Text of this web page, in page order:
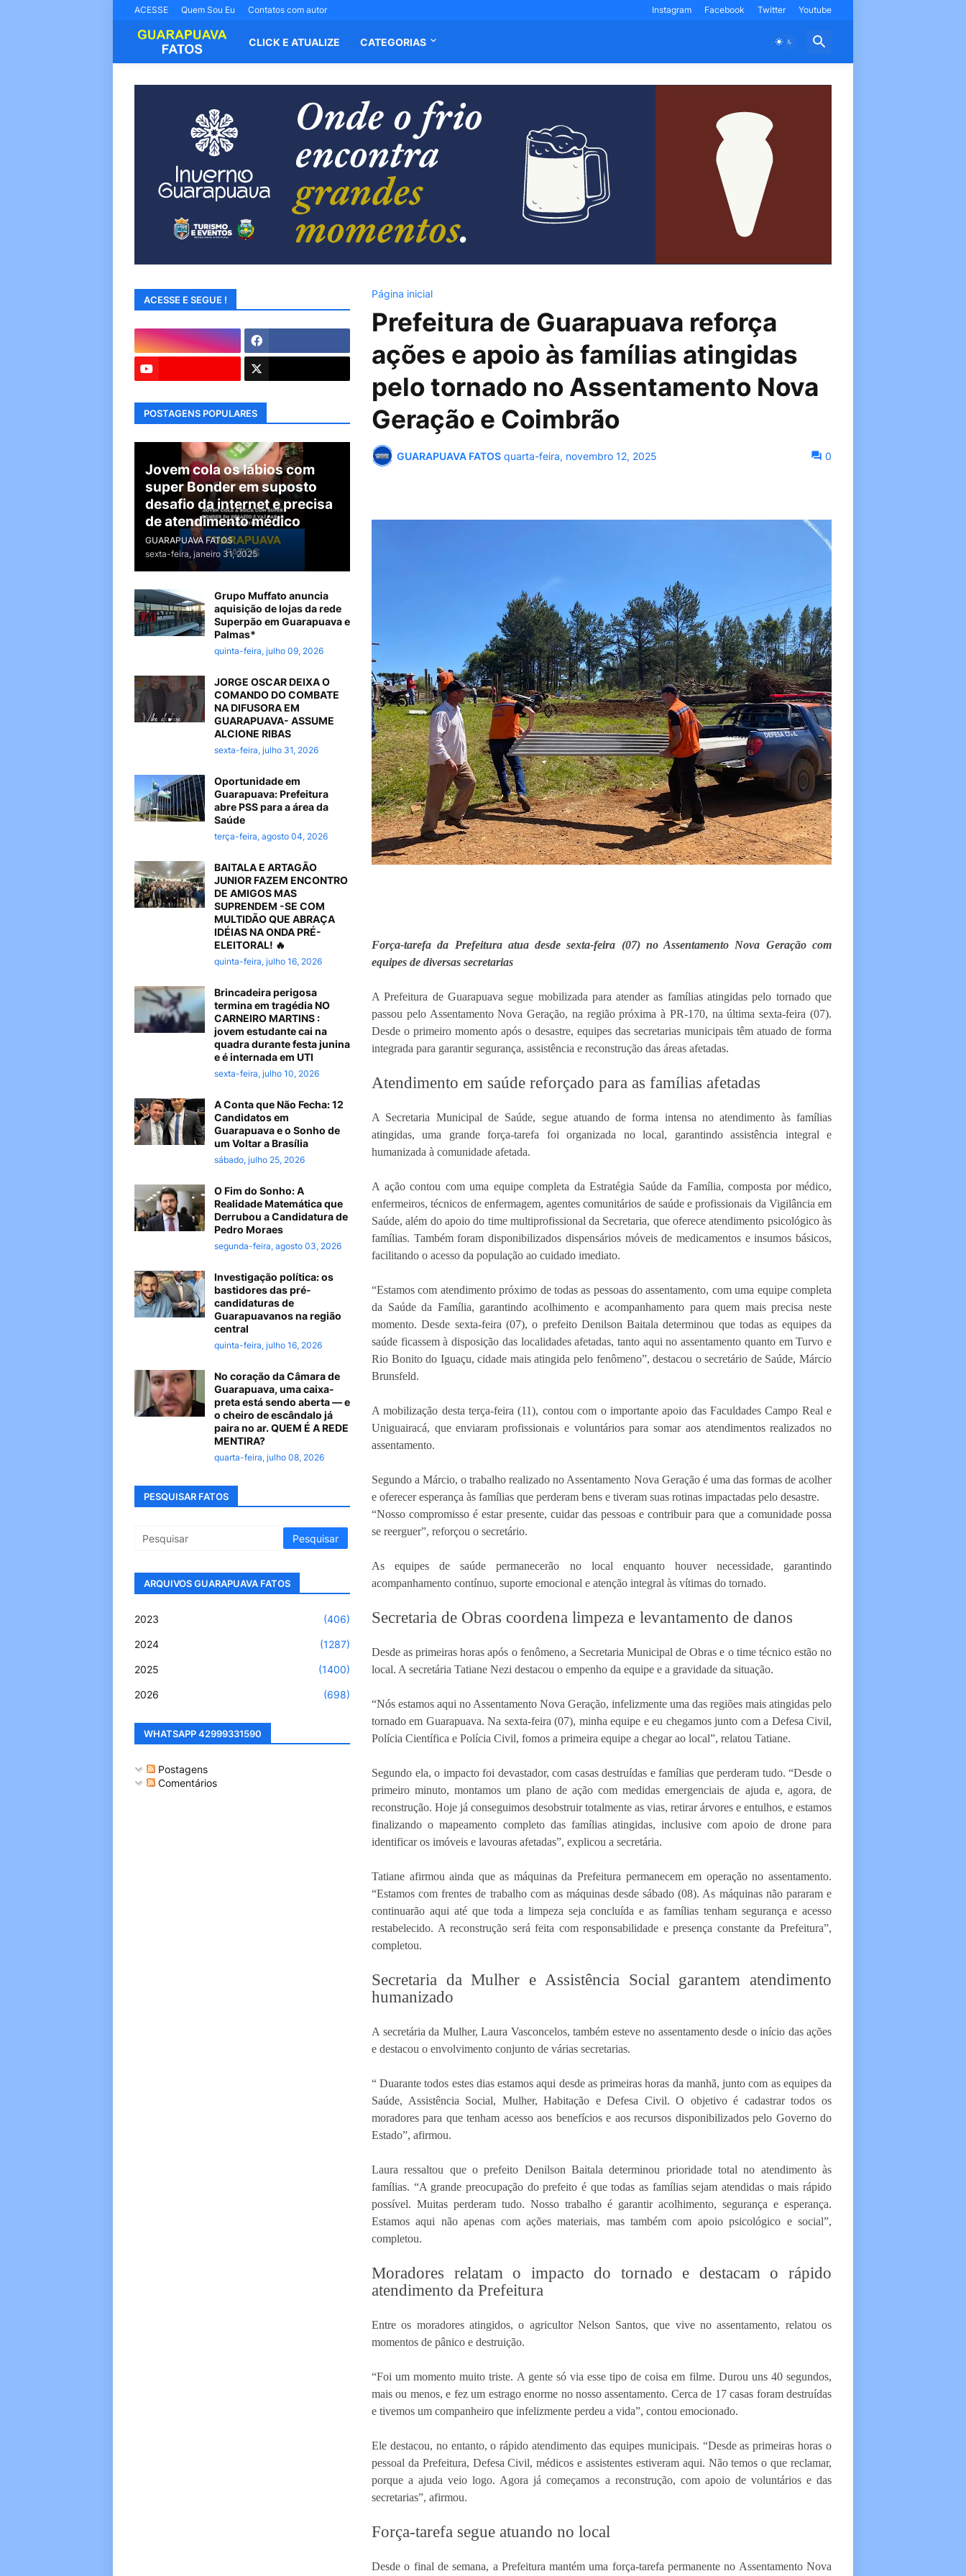
ACESSE Quem Sou Eu Contatos com autor Instagram Facebook Twitter Youtube
CLICK E ATUALIZE CATEGORIAS
Página inicial
Prefeitura de Guarapuava reforça
ações e apoio às famílias atingidas
pelo tornado no Assentamento Nova
Geração e Coimbrão
GUARAPUAVA FATOS quarta-feira, novembro 12, 2025 0
Força-tarefa da Prefeitura atua desde sexta-feira (07) no Assentamento Nova Geração com
equipes de diversas secretarias
A Prefeitura de Guarapuava segue mobilizada para atender as famílias atingidas pelo tornado que
passou pelo Assentamento Nova Geração, na região próxima à PR-170, na última sexta-feira (07).
Desde o primeiro momento após o desastre, equipes das secretarias municipais têm atuado de forma
integrada para garantir segurança, assistência e reconstrução das áreas afetadas.
Atendimento em saúde reforçado para as famílias afetadas
A Secretaria Municipal de Saúde, segue atuando de forma intensa no atendimento às famílias
atingidas, uma grande força-tarefa foi organizada no local, garantindo assistência integral e
humanizada à comunidade afetada.
A ação contou com uma equipe completa da Estratégia Saúde da Família, composta por médico,
enfermeiros, técnicos de enfermagem, agentes comunitários de saúde e profissionais da Vigilância em
Saúde, além do apoio do time multiprofissional da Secretaria, que oferece atendimento psicológico às
famílias. Também foram disponibilizados dispensários móveis de medicamentos e insumos básicos,
facilitando o acesso da população ao cuidado imediato.
“Estamos com atendimento próximo de todas as pessoas do assentamento, com uma equipe completa
da Saúde da Família, garantindo acolhimento e acompanhamento para quem mais precisa neste
momento. Desde sexta-feira (07), o prefeito Denilson Baitala determinou que todas as equipes da
saúde ficassem à disposição das localidades afetadas, tanto aqui no assentamento quanto em Turvo e
Rio Bonito do Iguaçu, cidade mais atingida pelo fenômeno”, destacou o secretário de Saúde, Márcio
Brunsfeld.
A mobilização desta terça-feira (11), contou com o importante apoio das Faculdades Campo Real e
Uniguairacá, que enviaram profissionais e voluntários para somar aos atendimentos realizados no
assentamento.
Segundo a Márcio, o trabalho realizado no Assentamento Nova Geração é uma das formas de acolher
e oferecer esperança às famílias que perderam bens e tiveram suas rotinas impactadas pelo desastre.
“Nosso compromisso é estar presente, cuidar das pessoas e contribuir para que a comunidade possa
se reerguer”, reforçou o secretário.
As equipes de saúde permanecerão no local enquanto houver necessidade, garantindo
acompanhamento contínuo, suporte emocional e atenção integral às vítimas do tornado.
Secretaria de Obras coordena limpeza e levantamento de danos
Desde as primeiras horas após o fenômeno, a Secretaria Municipal de Obras e o time técnico estão no
local. A secretária Tatiane Nezi destacou o empenho da equipe e a gravidade da situação.
“Nós estamos aqui no Assentamento Nova Geração, infelizmente uma das regiões mais atingidas pelo
tornado em Guarapuava. Na sexta-feira (07), minha equipe e eu chegamos junto com a Defesa Civil,
Polícia Científica e Polícia Civil, fomos a primeira equipe a chegar ao local”, relatou Tatiane.
Segundo ela, o impacto foi devastador, com casas destruídas e famílias que perderam tudo. “Desde o
primeiro minuto, montamos um plano de ação com medidas emergenciais de ajuda e, agora, de
reconstrução. Hoje já conseguimos desobstruir totalmente as vias, retirar árvores e entulhos, e estamos
finalizando o mapeamento completo das famílias atingidas, inclusive com apoio de drone para
identificar os imóveis e lavouras afetadas”, explicou a secretária.
Tatiane afirmou ainda que as máquinas da Prefeitura permanecem em operação no assentamento.
“Estamos com frentes de trabalho com as máquinas desde sábado (08). As máquinas não pararam e
continuarão aqui até que toda a limpeza seja concluída e as famílias tenham segurança e acesso
restabelecido. A reconstrução será feita com responsabilidade e presença constante da Prefeitura”,
completou.
Secretaria da Mulher e Assistência Social garantem atendimento
humanizado
A secretária da Mulher, Laura Vasconcelos, também esteve no assentamento desde o início das ações
e destacou o envolvimento conjunto de várias secretarias.
“ Duarante todos estes dias estamos aqui desde as primeiras horas da manhã, junto com as equipes da
Saúde, Assistência Social, Mulher, Habitação e Defesa Civil. O objetivo é cadastrar todos os
moradores para que tenham acesso aos benefícios e aos recursos disponibilizados pelo Governo do
Estado”, afirmou.
Laura ressaltou que o prefeito Denilson Baitala determinou prioridade total no atendimento às
famílias. “A grande preocupação do prefeito é que todas as famílias sejam atendidas o mais rápido
possível. Muitas perderam tudo. Nosso trabalho é garantir acolhimento, segurança e esperança.
Estamos aqui não apenas com ações materiais, mas também com apoio psicológico e social”,
completou.
Moradores relatam o impacto do tornado e destacam o rápido
atendimento da Prefeitura
Entre os moradores atingidos, o agricultor Nelson Santos, que vive no assentamento, relatou os
momentos de pânico e destruição.
“Foi um momento muito triste. A gente só via esse tipo de coisa em filme. Durou uns 40 segundos,
mais ou menos, e fez um estrago enorme no nosso assentamento. Cerca de 17 casas foram destruídas
e tivemos um companheiro que infelizmente perdeu a vida”, contou emocionado.
Ele destacou, no entanto, o rápido atendimento das equipes municipais. “Desde as primeiras horas o
pessoal da Prefeitura, Defesa Civil, médicos e assistentes estiveram aqui. Não temos o que reclamar,
porque a ajuda veio logo. Agora já começamos a reconstrução, com apoio de voluntários e das
secretarias”, afirmou.
Força-tarefa segue atuando no local
Desde o final de semana, a Prefeitura mantém uma força-tarefa permanente no Assentamento Nova
ACESSE E SEGUE !
POSTAGENS POPULARES
Jovem cola os lábios com
super Bonder em suposto
desafio da internet e precisa
de atendimento médico
GUARAPUAVA FATOS
sexta-feira, janeiro 31, 2025
Grupo Muffato anuncia
aquisição de lojas da rede
Superpão em Guarapuava e
Palmas*
quinta-feira, julho 09, 2026
JORGE OSCAR DEIXA O
COMANDO DO COMBATE
NA DIFUSORA EM
GUARAPUAVA- ASSUME
ALCIONE RIBAS
sexta-feira, julho 31, 2026
Oportunidade em
Guarapuava: Prefeitura
abre PSS para a área da
Saúde
terça-feira, agosto 04, 2026
BAITALA E ARTAGÃO
JUNIOR FAZEM ENCONTRO
DE AMIGOS MAS
SUPRENDEM -SE COM
MULTIDÃO QUE ABRAÇA
IDÉIAS NA ONDA PRÉ-
ELEITORAL! 🔥
quinta-feira, julho 16, 2026
Brincadeira perigosa
termina em tragédia NO
CARNEIRO MARTINS :
jovem estudante cai na
quadra durante festa junina
e é internada em UTI
sexta-feira, julho 10, 2026
A Conta que Não Fecha: 12
Candidatos em
Guarapuava e o Sonho de
um Voltar a Brasília
sábado, julho 25, 2026
O Fim do Sonho: A
Realidade Matemática que
Derrubou a Candidatura de
Pedro Moraes
segunda-feira, agosto 03, 2026
Investigação política: os
bastidores das pré-
candidaturas de
Guarapuavanos na região
central
quinta-feira, julho 16, 2026
No coração da Câmara de
Guarapuava, uma caixa-
preta está sendo aberta — e
o cheiro de escândalo já
paira no ar. QUEM É A REDE
MENTIRA?
quarta-feira, julho 08, 2026
PESQUISAR FATOS
ARQUIVOS GUARAPUAVA FATOS
2023 (406)
2024 (1287)
2025 (1400)
2026 (698)
WHATSAPP 42999331590
Postagens
Comentários